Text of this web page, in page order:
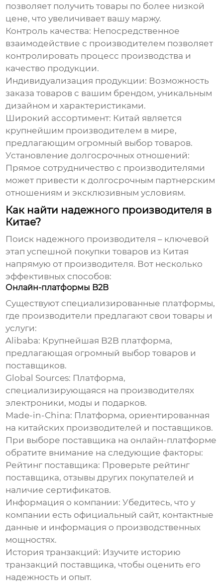
позволяет получить товары по более низкой
цене, что увеличивает вашу маржу.
Контроль качества: Непосредственное
взаимодействие с производителем позволяет
контролировать процесс производства и
качество продукции.
Индивидуализация продукции: Возможность
заказа товаров с вашим брендом, уникальным
дизайном и характеристиками.
Широкий ассортимент: Китай является
крупнейшим производителем в мире,
предлагающим огромный выбор товаров.
Установление долгосрочных отношений:
Прямое сотрудничество с производителями
может привести к долгосрочным партнерским
отношениям и эксклюзивным условиям.
Как найти надежного производителя в
Китае?
Поиск надежного производителя – ключевой
этап успешной покупки товаров из Китая
напрямую от производителя. Вот несколько
эффективных способов:
Онлайн-платформы B2B
Существуют специализированные платформы,
где производители предлагают свои товары и
услуги:
Alibaba: Крупнейшая B2B платформа,
предлагающая огромный выбор товаров и
поставщиков.
Global Sources: Платформа,
специализирующаяся на производителях
электроники, моды и подарков.
Made-in-China: Платформа, ориентированная
на китайских производителей и поставщиков.
При выборе поставщика на онлайн-платформе
обратите внимание на следующие факторы:
Рейтинг поставщика: Проверьте рейтинг
поставщика, отзывы других покупателей и
наличие сертификатов.
Информация о компании: Убедитесь, что у
компании есть официальный сайт, контактные
данные и информация о производственных
мощностях.
История транзакций: Изучите историю
транзакций поставщика, чтобы оценить его
надежность и опыт.